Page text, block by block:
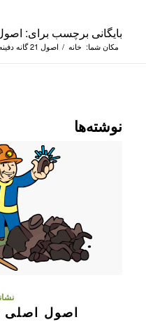
بایگانی برچسب برای: اصول 21 گانه
مکان شما: خانه / اصول 21 گانه دفینه
نوشته‌ها
اصول اصلی